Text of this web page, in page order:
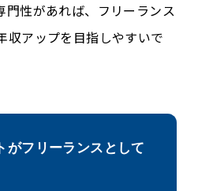
門性があれば、フリーランス
収アップを目指しやすいで
がフリーランスとして